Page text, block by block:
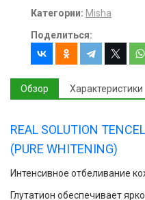
Категории: Misha
Поделиться:
Обзор Характеристики
REAL SOLUTION
(PURE WHITENING)
Интенсивное отбеливание
Глутатион обеспечивает